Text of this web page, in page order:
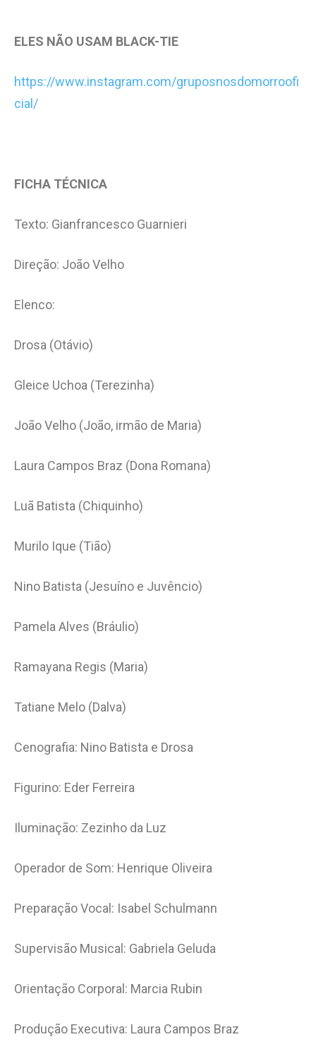
ELES NÃO USAM BLACK-TIE
https://www.instagram.com/gruposnosdomorroofi
cial/
FICHA TÉCNICA
Texto: Gianfrancesco Guarnieri
Direção: João Velho
Elenco:
Drosa (Otávio)
Gleice Uchoa (Terezinha)
João Velho (João, irmão de Maria)
Laura Campos Braz (Dona Romana)
Luã Batista (Chiquinho)
Murilo Ique (Tião)
Nino Batista (Jesuíno e Juvêncio)
Pamela Alves (Bráulio)
Ramayana Regis (Maria)
Tatiane Melo (Dalva)
Cenografia: Nino Batista e Drosa
Figurino: Eder Ferreira
Iluminação: Zezinho da Luz
Operador de Som: Henrique Oliveira
Preparação Vocal: Isabel Schulmann
Supervisão Musical: Gabriela Geluda
Orientação Corporal: Marcia Rubin
Produção Executiva: Laura Campos Braz